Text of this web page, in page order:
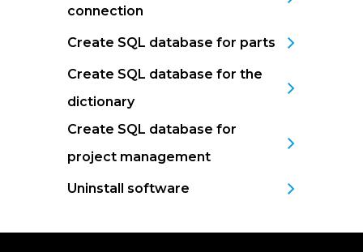
connection
Create SQL database for parts
Create SQL database for the
dictionary
Create SQL database for
project management
Uninstall software